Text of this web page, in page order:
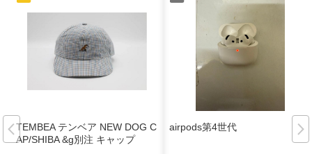
TEMBEA テンベア NEW DOG C
AP/SHIBA &g別注 キャップ
airpods第4世代